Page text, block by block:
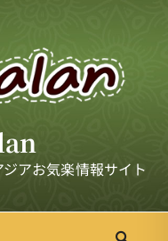
アお気楽情報サイト